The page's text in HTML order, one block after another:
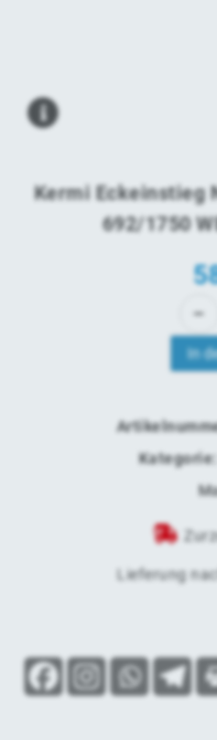
Kermi Eckeinstieg
692/1750
In
Kategorie:
Lieferung